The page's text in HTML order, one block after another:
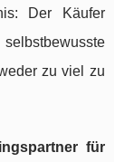
Der Käufer
zu viel zu
für